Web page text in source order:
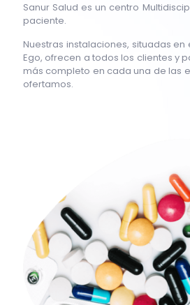
Sanur Salud es un centro
paciente.
Nuestras instalaciones, situadas
Ego, ofrecen a todos los clientes y
más completo en cada una de las
ofertamos.